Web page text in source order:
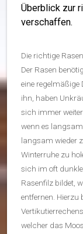
Überblick zur
verschaffen.
Die richtige
Der Rasen
eine
ihn, haben
sich immer
wenn es
langsam wieder
Winterruhe zu
sich im oft
Rasenfilz bildet,
entfernen. Hierzu
welcher das